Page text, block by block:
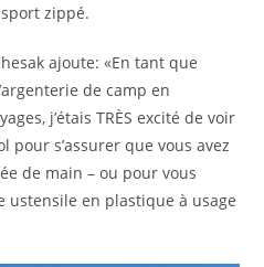
zippé.
ajoute: «En tant que
de camp en
j’étais TRÈS excité de voir
s’assurer que vous avez
de main – ou pour vous
ustensile en plastique à usage